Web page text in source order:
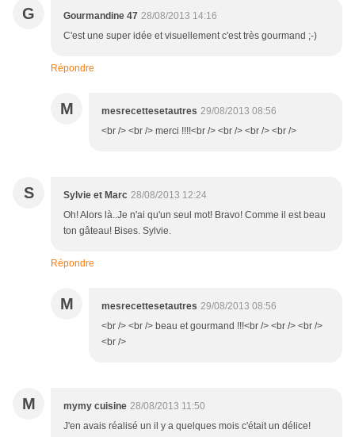
G Gourmandine 47 28/08/2013 14:16
C'est une super idée et visuellement c'est très gourmand ;-)
Répondre
M mesrecettesetautres 29/08/2013 08:56
<br /> <br /> merci !!!!<br /> <br /> <br /> <br />
S Sylvie et Marc 28/08/2013 12:24
Oh! Alors là..Je n'ai qu'un seul mot! Bravo! Comme il est beau
ton gâteau! Bises. Sylvie.
Répondre
M mesrecettesetautres 29/08/2013 08:56
<br /> <br /> beau et gourmand !!!<br /> <br /> <br />
<br />
M mymy cuisine 28/08/2013 11:50
J'en avais réalisé un il y a quelques mois c'était un délice!